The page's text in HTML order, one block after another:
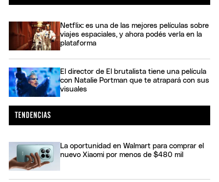
Netflix: es una de las mejores películas sobre
viajes espaciales, y ahora podés verla en la
plataforma
El director de El brutalista tiene una película
con Natalie Portman que te atrapará con sus
visuales
La oportunidad en Walmart para comprar el
nuevo Xiaomi por menos de $480 mil